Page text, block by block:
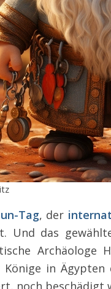
Tag, der
Und das
Archäologe
in